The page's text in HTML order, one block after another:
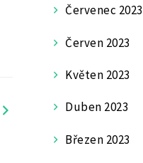
Červenec 2023
Červen 2023
Květen 2023
Duben 2023
Březen 2023